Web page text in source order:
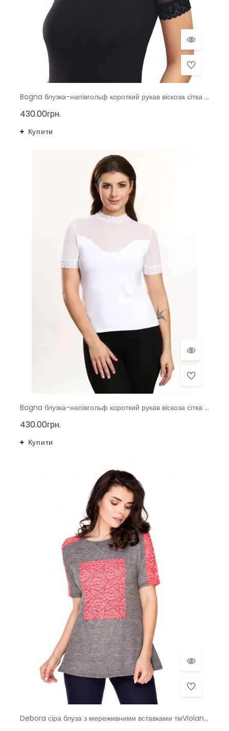
Bogna блузка-напівгольф короткий рукав віскоза сітка тмViolana, Польща
430.00грн.
Купити
Bogna блузка-напівгольф короткий рукав віскоза сітка тмViolana, Польща
430.00грн.
Купити
Debora сіра блуза з мереживними вставками тмViolana, Польща